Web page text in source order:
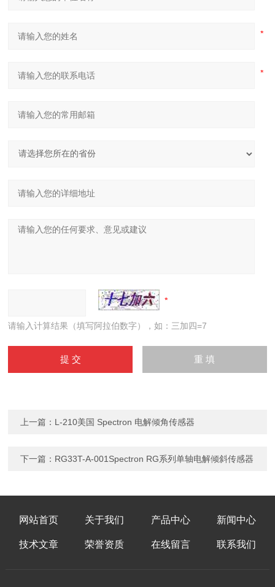
请输入计算结果（填写阿拉伯数字），如：三加四=7
上一篇： L-210美国 Spectron 电解倾角传感器
下一篇： RG33T-A-001Spectron RG系列单轴电解倾斜传感器
网站首页 关于我们 产品中心 新闻中心
技术文章 荣誉资质 在线留言 联系我们